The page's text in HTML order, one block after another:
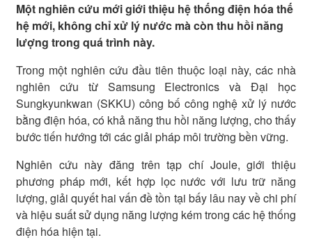
Một nghiên cứu mới giới thiệu hệ thống điện hóa thế
hệ mới, không chỉ xử lý nước mà còn thu hồi năng
lượng trong quá trình này.
Trong một nghiên cứu đầu tiên thuộc loại này, các nhà
nghiên cứu từ Samsung Electronics và Đại học
Sungkyunkwan (SKKU) công bố công nghệ xử lý nước
bằng điện hóa, có khả năng thu hồi năng lượng, cho thấy
bước tiến hướng tới các giải pháp môi trường bền vững.
Nghiên cứu này đăng trên tạp chí Joule, giới thiệu
phương pháp mới, kết hợp lọc nước với lưu trữ năng
lượng, giải quyết hai vấn đề tồn tại bấy lâu nay về chi phí
và hiệu suất sử dụng năng lượng kém trong các hệ thống
điện hóa hiện tại.